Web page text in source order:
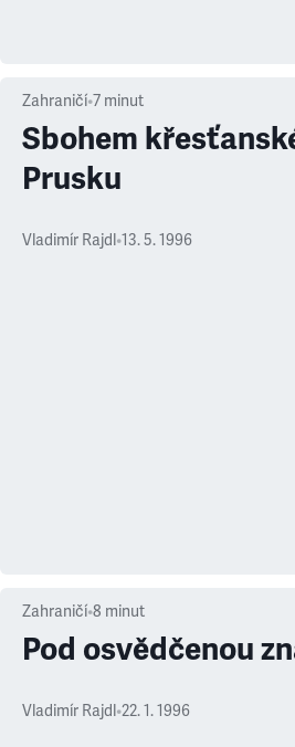
Zahraničí•7 minut
Sbohem
Prusku
Vladimír Rajdl •13. 5. 1996
Zahraničí•8 minut
Pod osvědčenou
Vladimír Rajdl •22. 1. 1996